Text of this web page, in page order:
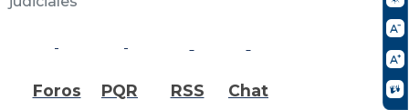
Foros PQR RSS Chat